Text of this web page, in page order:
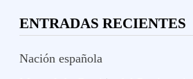
ENTRADAS RECIENTES
Nación española